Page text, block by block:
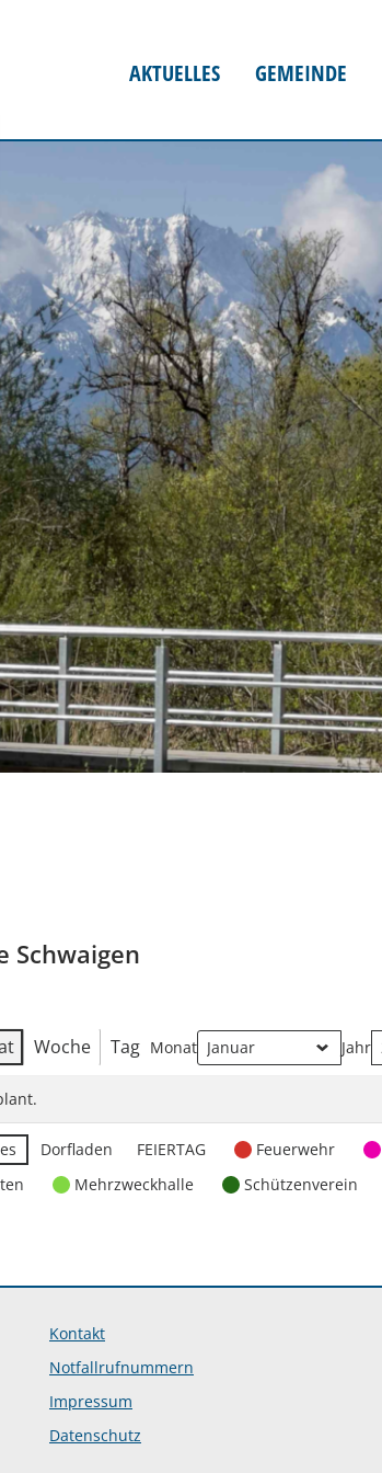
AKTUELLES GEMEINDE
Schwaigen
Woche Tag Monat Jahr
Dorfladen FEIERTAG Feuerwehr
Mehrzweckhalle Schützenverein
Kontakt
Notfallrufnummern
Impressum
Datenschutz